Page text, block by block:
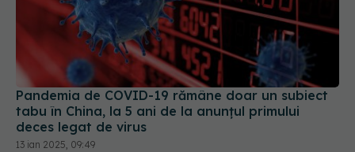
Pandemia de COVID-19 rămâne doar un subiect
tabu în China, la 5 ani de la anunțul primului
deces legat de virus
13 ian 2025, 09:49